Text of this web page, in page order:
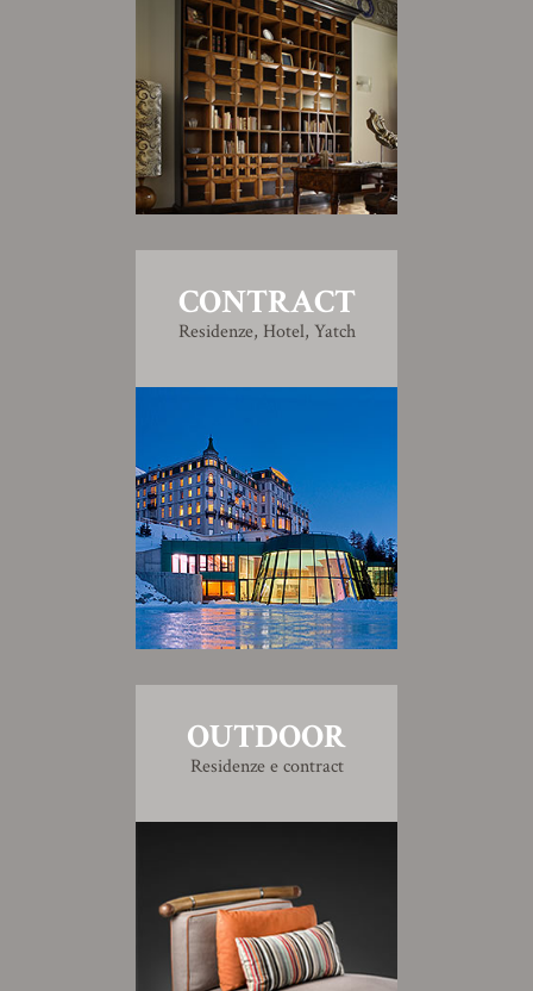
CONTRACT
Residenze, Hotel, Yatch
OUTDOOR
Residenze e contract